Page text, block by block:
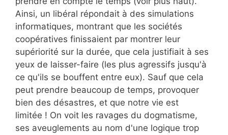
Ainsi, un libéral répondait à des simulations
informatiques, montrant que les sociétés
coopératives finissaient par montrer leur
supériorité sur la durée, que cela justifiait à ses
yeux de laisser-faire (les plus agressifs jusqu'à
ce qu'ils se bouffent entre eux). Sauf que cela
peut prendre beaucoup de temps, provoquer
bien des désastres, et que notre vie est
limitée ! On voit les ravages du dogmatisme,
ses aveuglements au nom d'une logique trop